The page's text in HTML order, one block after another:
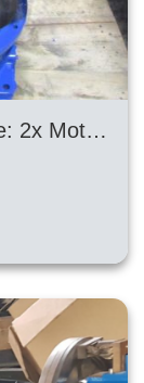
Gebrauchte Schweißroboterzelle: 2x Motoman Ea1900 Nx100 + H Posizioner + Fronius TPS4000